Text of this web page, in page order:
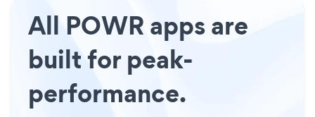
All POWR apps are
built for peak-
performance.